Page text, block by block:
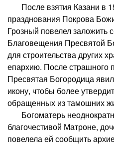
После взятия Казани в
празднования Покрова
Грозный повелел заложить
Благовещения Пресвятой
для строительства других
епархию. После страшного
Пресвятая Богородица
икону, чтобы более
обращенных из тамошних
Богоматерь
благочестивой Матроне,
повелела ей сообщить